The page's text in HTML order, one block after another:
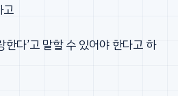
고
다’고 말할 수 있어야 한다고 하